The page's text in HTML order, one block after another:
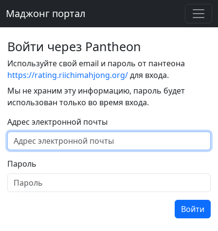
Маджонг портал
Войти через Pantheon
Используйте свой email и пароль от пантеона
https://rating.riichimahjong.org/для входа.
Мы не храним эту информацию, пароль будет
использован только во время входа.
Адрес электронной почты
Пароль
Войти